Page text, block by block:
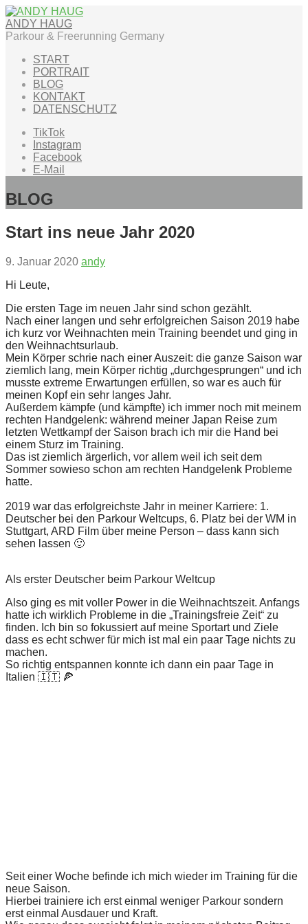
Zum
Inhalt
springen
ANDY HAUG
Parkour & Freerunning Germany
START
PORTRAIT
BLOG
KONTAKT
DATENSCHUTZ
TikTok
Instagram
Facebook
E-Mail
BLOG
Start ins neue Jahr 2020
9. Januar 2020 andy
Hi Leute,
Die ersten Tage im neuen Jahr sind schon gezählt.
Nach einer langen und sehr erfolgreichen Saison 2019 habe
ich kurz vor Weihnachten mein Training beendet und ging in
den Weihnachtsurlaub.
Mein Körper schrie nach einer Auszeit: die ganze Saison war
ziemlich lang, mein Körper richtig „durchgesprungen“ und ich
musste extreme Erwartungen erfüllen, so war es auch für
meinen Kopf ein sehr langes Jahr.
Außerdem kämpfe (und kämpfte) ich immer noch mit meinem
rechten Handgelenk: während meiner Japan Reise zum
letzten Wettkampf der Saison brach ich mir die Hand bei
einem Sturz im Training.
Das ist ziemlich ärgerlich, vor allem weil ich seit dem
Sommer sowieso schon am rechten Handgelenk Probleme
hatte.
2019 war das erfolgreichste Jahr in meiner Karriere: 1.
Deutscher bei den Parkour Weltcups, 6. Platz bei der WM in
Stuttgart, ARD Film über meine Person – dass kann sich
sehen lassen 🙂
Als erster Deutscher beim Parkour Weltcup
Also ging es mit voller Power in die Weihnachtszeit. Anfangs
hatte ich wirklich Probleme in die „Trainingsfreie Zeit“ zu
finden. Ich bin so fokussiert auf meine Sportart und Ziele
dass es echt schwer für mich ist mal ein paar Tage nichts zu
machen.
So richtig entspannen konnte ich dann ein paar Tage in
Italien 🇮🇹 🍕
Seit einer Woche befinde ich mich wieder im Training für die
neue Saison.
Hierbei trainiere ich erst einmal weniger Parkour sondern
erst einmal Ausdauer und Kraft.